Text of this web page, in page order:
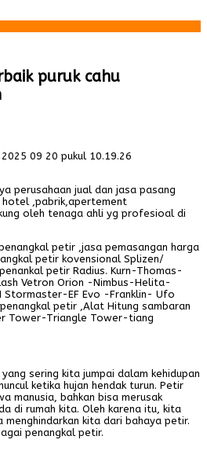
puruk cahu
perusahaan jual dan jasa pasang
hotel ,pabrik,apertement
oleh tenaga ahli yg profesioal di
petir ,jasa pemasangan harga
petir kovensional Splizen/
petir Radius. Kurn-Thomas-
Vetron Orion -Nimbus-Helita-
Stormaster-EF Evo -Franklin- Ufo
petir ,Alat Hitung sambaran
Tower-Triangle Tower-tiang
sering kita jumpai dalam kehidupan
ketika hujan hendak turun. Petir
manusia, bahkan bisa merusak
di rumah kita. Oleh karena itu, kita
menghindarkan kita dari bahaya petir.
penangkal petir.